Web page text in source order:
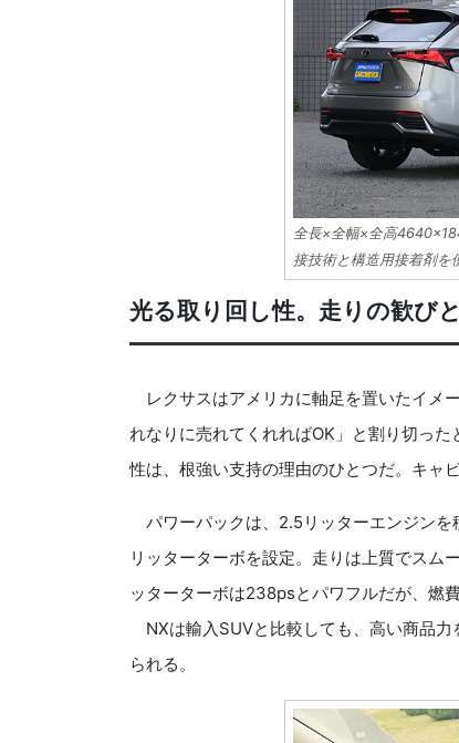
全長×全幅×全高
接技術と構造用接着剤を
光る取り回し性。走りの歓び
レクサスはアメリカに軸足を置いたイメ
れなりに売れてくれればOK」と割り切っ
性は、根強い支持の理由のひとつだ。キャ
パワーパックは、2.5リッターエンジンを
リッターターボを設定。走りは上質でスム
ッターターボは238psとパワフルだが、燃
NXは輸入SUVと比較しても、高い商品
られる。